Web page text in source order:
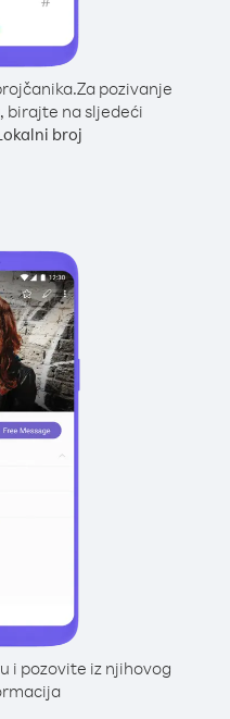
Za pozivanje
birajte na sljedeći
broj
i pozovite iz njihovog